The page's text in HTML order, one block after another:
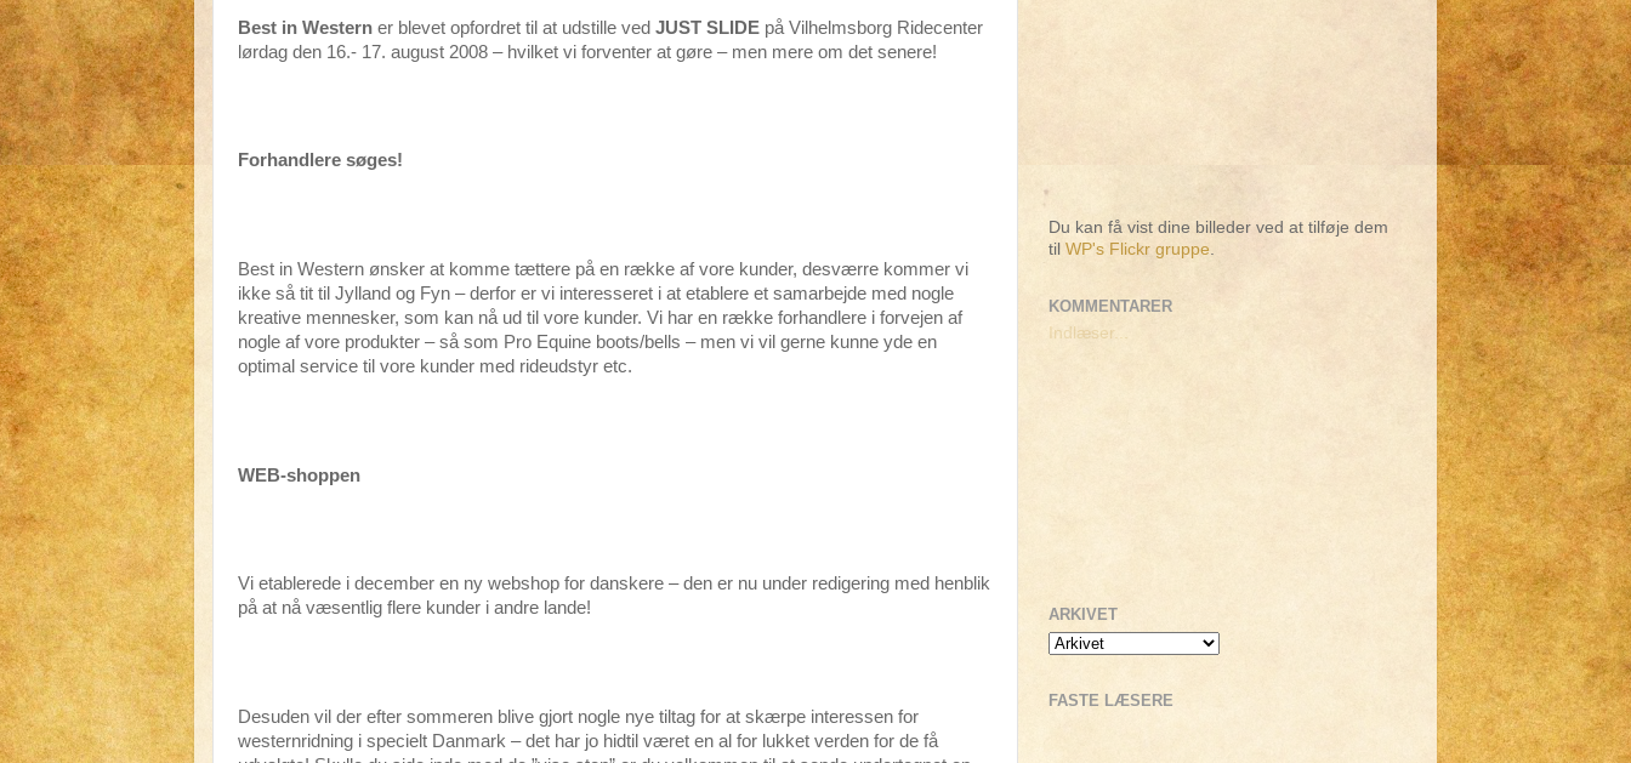
Best in Western er blevet opfordret til at udstille ved JUST SLIDE på Vilhelmsborg Ridecenter
lørdag den 16.- 17. august 2008 – hvilket vi forventer at gøre – men mere om det senere!
Forhandlere søges!
Best in Western ønsker at komme tættere på en række af vore kunder, desværre kommer vi
ikke så tit til Jylland og Fyn – derfor er vi interesseret i at etablere et samarbejde med nogle
kreative mennesker, som kan nå ud til vore kunder. Vi har en række forhandlere i forvejen af
nogle af vore produkter – så som Pro Equine boots/bells – men vi vil gerne kunne yde en
optimal service til vore kunder med rideudstyr etc.
WEB-shoppen
Vi etablerede i december en ny webshop for danskere – den er nu under redigering med henblik
på at nå væsentlig flere kunder i andre lande!
Desuden vil der efter sommeren blive gjort nogle nye tiltag for at skærpe interessen for
westernridning i specielt Danmark – det har jo hidtil været en al for lukket verden for de få
Du kan få vist dine billeder ved at tilføje dem
til WP's Flickr gruppe
KOMMENTARER
Indlæser...
ARKIVET
FASTE LÆSERE